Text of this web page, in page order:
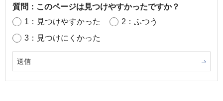
質問：このページは見つけやすかったですか？
1：見つけやすかった
2：ふつう
3：見つけにくかった